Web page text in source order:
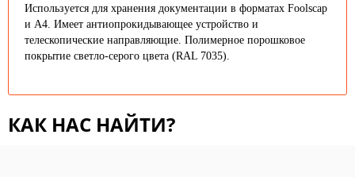
Используется для хранения документации в форматах Foolscap
и А4. Имеет антиопрокидывающее устройство и
телескопические направляющие. Полимерное порошковое
покрытие светло-серого цвета (RAL 7035).
КАК НАС НАЙТИ?